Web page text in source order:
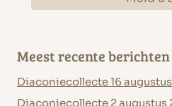
Meest recente berichten
Diaconiecollecte 16
Diaconiecollecte 2